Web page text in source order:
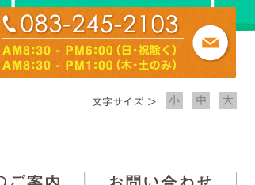
医療法人松永会 まつなが医院 在宅療養支
紹介 入院のご案内